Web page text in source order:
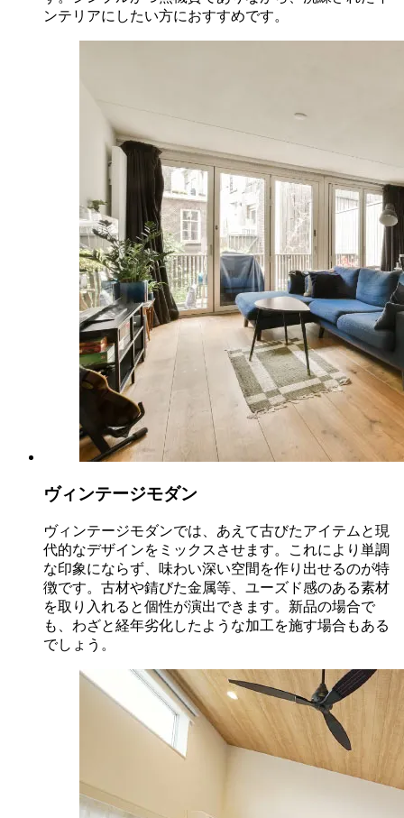
ンテリアにしたい方におすすめです。
ヴィンテージモダン
ヴィンテージモダンでは、あえて古びたアイテムと現
代的なデザインをミックスさせます。これにより単調
な印象にならず、味わい深い空間を作り出せるのが特
徴です。古材や錆びた金属等、ユーズド感のある素材
を取り入れると個性が演出できます。新品の場合で
も、わざと経年劣化したような加工を施す場合もある
でしょう。